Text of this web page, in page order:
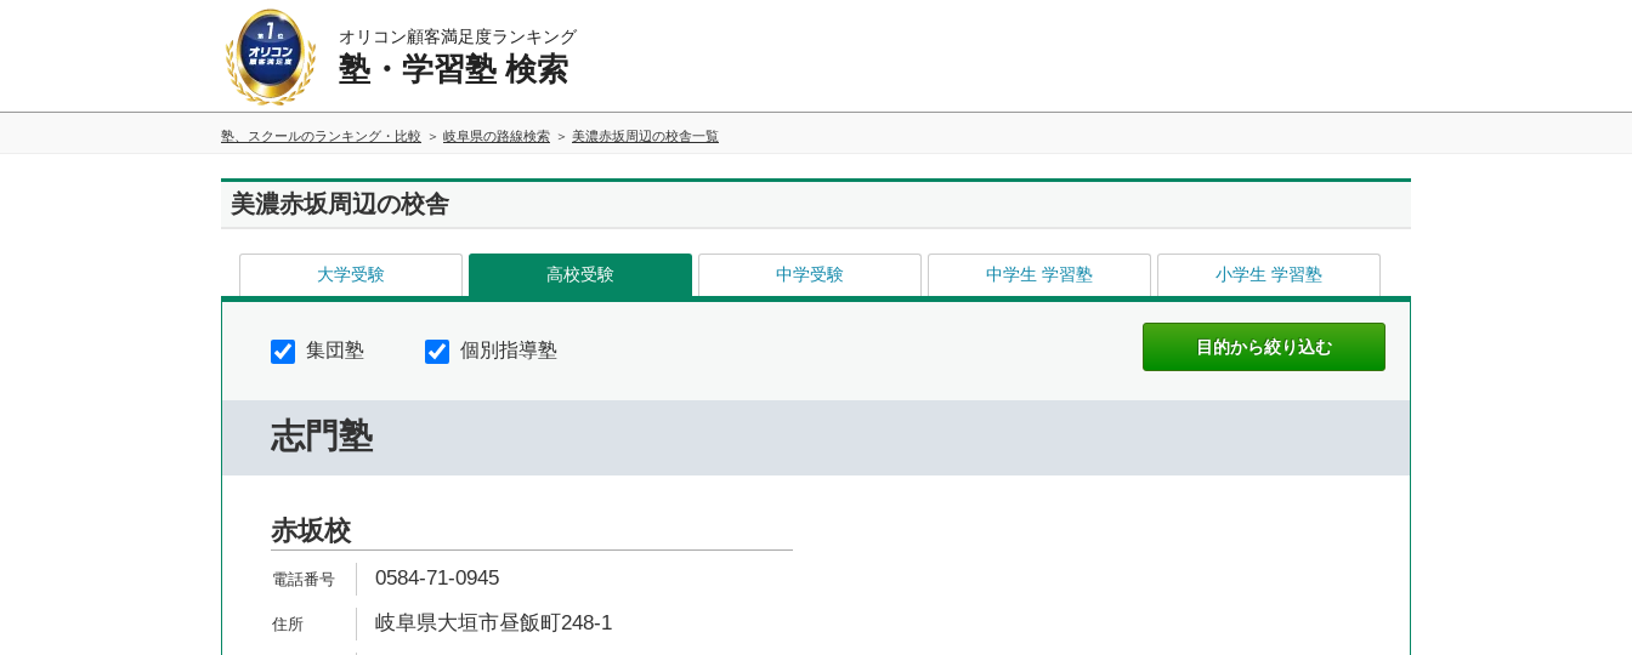
オリコン顧客満足度ランキング
塾・学習塾 検索
塾、スクールのランキング・比較 岐阜県の路線検索 美濃赤坂周辺の校舎一覧
美濃赤坂周辺の校舎
大学受験 高校受験 中学受験 中学生 学習塾 小学生 学習塾
集団塾 個別指導塾
志門塾
赤坂校
0584-71-0945
岐阜県大垣市昼飯町248-1